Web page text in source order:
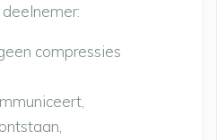
compressies